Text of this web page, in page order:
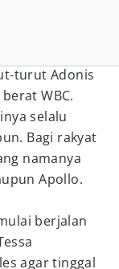
turut Adonis
WBC.
selalu
Bagi rakyat
namanya
Apollo.
berjalan
agar tinggal